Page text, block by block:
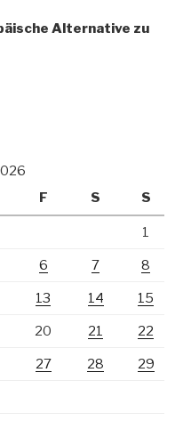
Alternative zu
F S S
1
6 7 8
13 14 15
20 21 22
27 28 29